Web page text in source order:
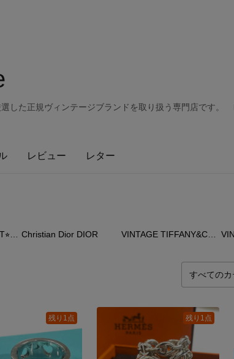
した正規ヴィンテージブランドを取り扱う専門店です。
レビュー レター
Christian Dior DIOR VINTAGE TIFFANY&CO. ハートシリーズ
残り1点 残り1点